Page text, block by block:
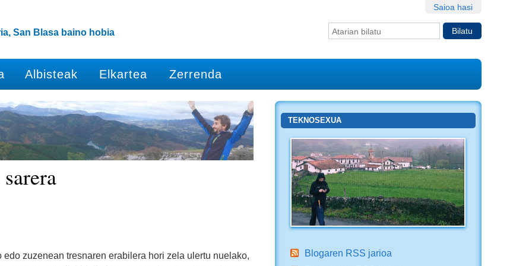
Saioa hasi
Bilatu atarian
San Blasa baino hobia
Albisteak Elkartea Zerrenda
zuzenean tresnaren erabilera hori zela ulertu nuelako,
TEKNOSEXUA
Blogaren RSS jarioa